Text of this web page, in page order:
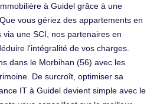
à Guidel grâce à une
vous gériez des appartements en
via une SCI, nos partenaires en
l'intégralité de vos charges.
dans le Morbihan (56) avec les
De surcroît, optimiser sa
IT à Guidel devient simple avec le